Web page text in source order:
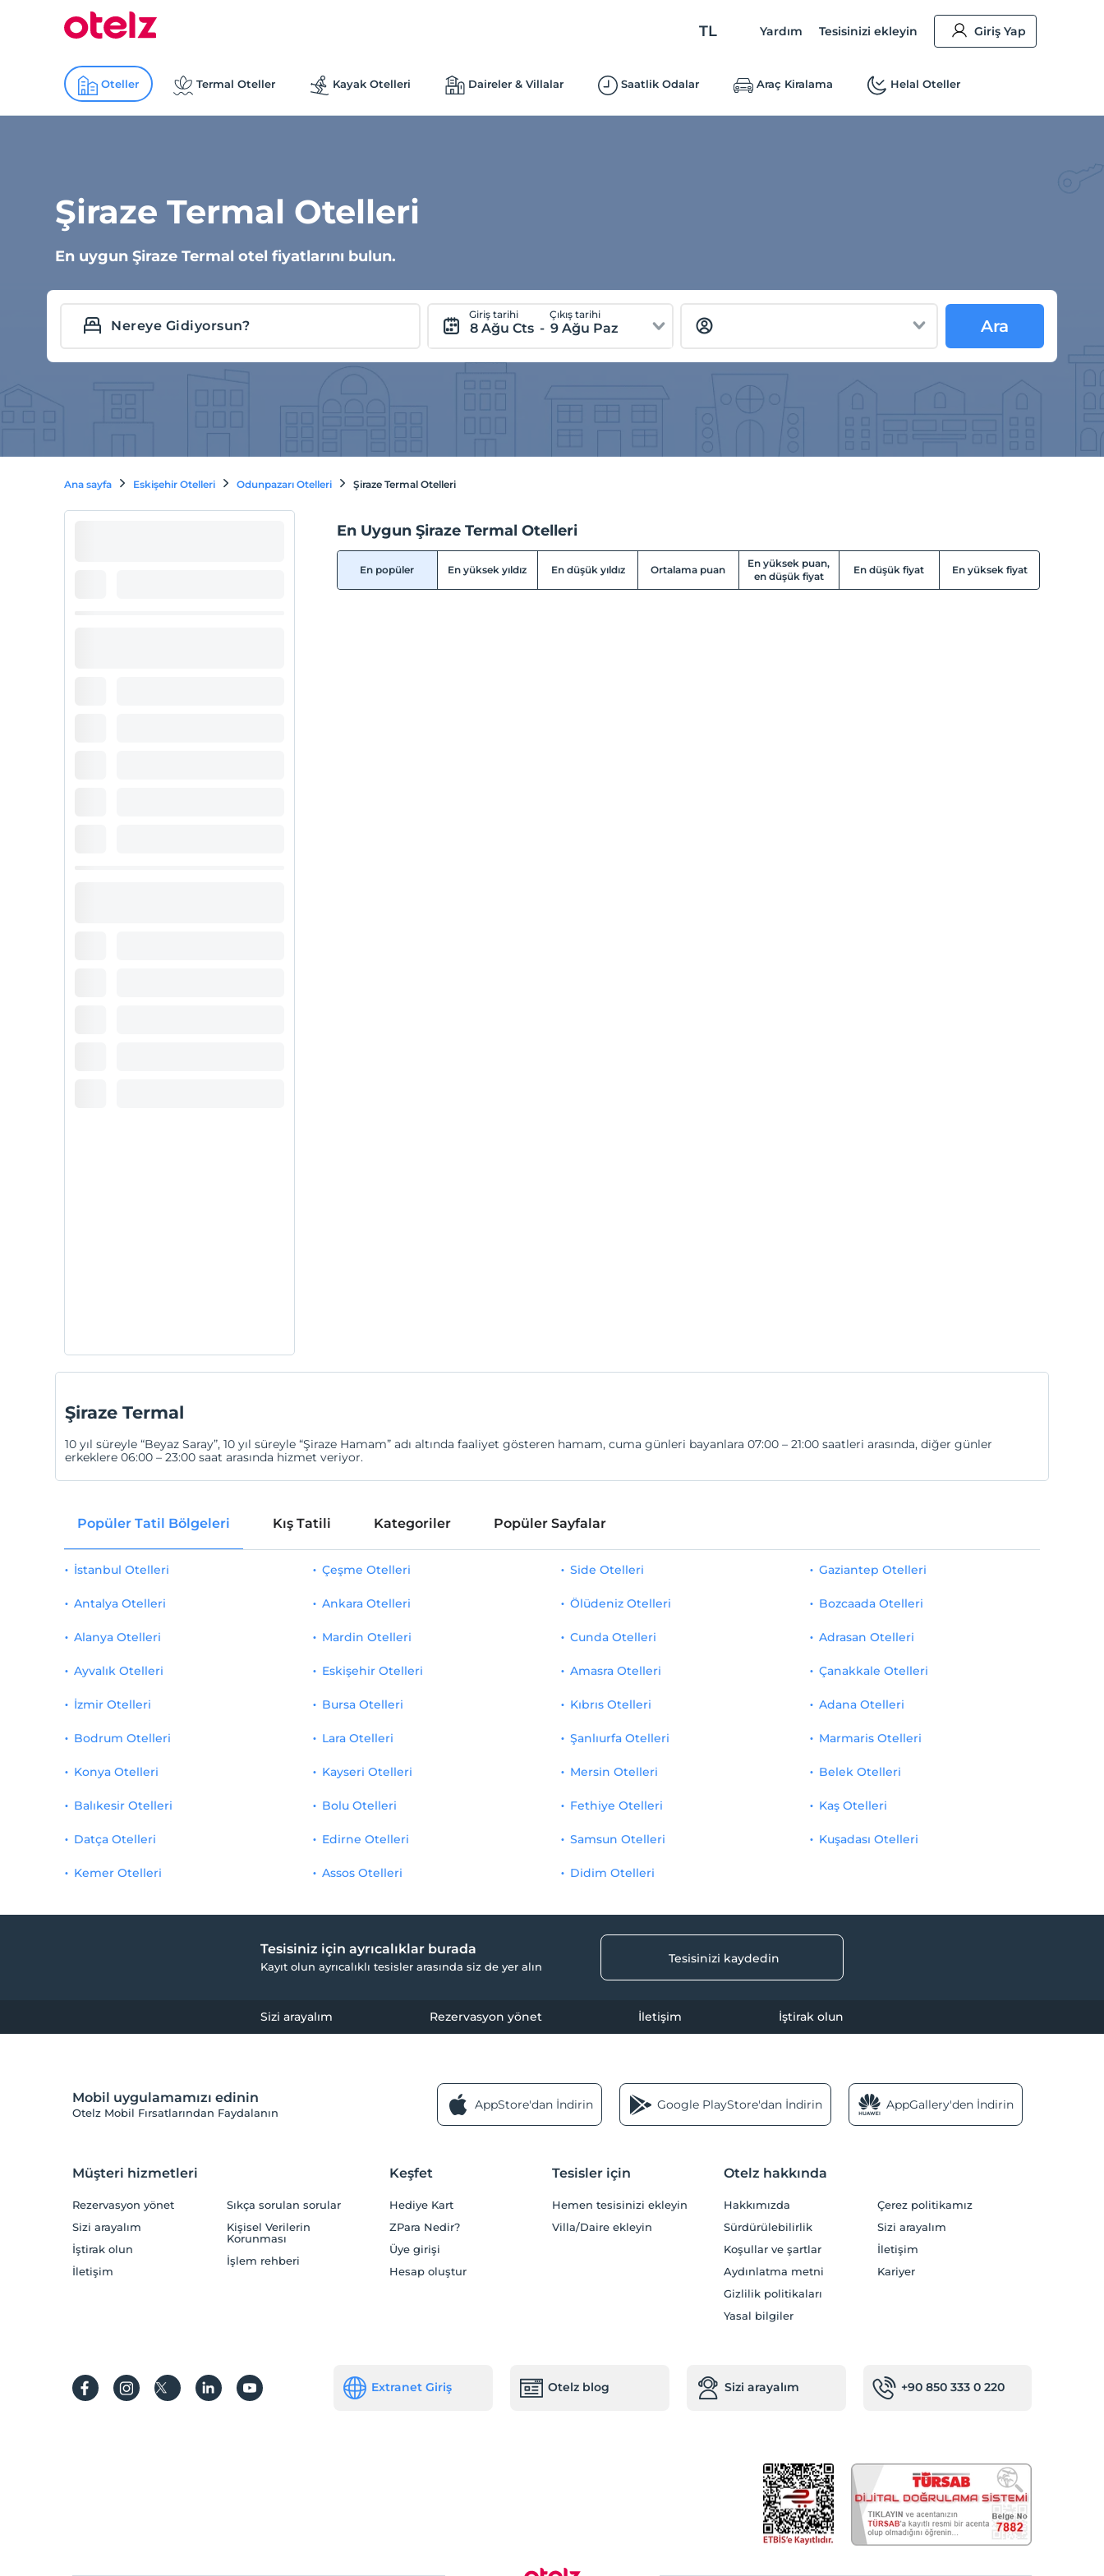
TL Yardım Tesisinizi ekleyin Giriş Yap
Oteller Termal Oteller Kayak Otelleri Daireler & Villalar Saatlik Odalar Araç Kiralama Helal Oteller
Şiraze Termal Otelleri
En uygun Şiraze Termal otel fiyatlarını bulun.
Giriş tarihi
8 Ağu Cts -
Çıkış tarihi
9 Ağu Paz Ara
Ana sayfa Eskişehir Otelleri Odunpazarı Otelleri Şiraze Termal Otelleri
En Uygun Şiraze Termal Otelleri
En popüler En yüksek yıldız En düşük yıldız Ortalama puan
En yüksek puan,
en düşük fiyat
En düşük fiyat En yüksek fiyat
Şiraze Termal
10 yıl süreyle “Beyaz Saray”, 10 yıl süreyle “Şiraze Hamam” adı altında faaliyet gösteren hamam, cuma günleri bayanlara 07:00 – 21:00 saatleri arasında, diğer günler
erkeklere 06:00 – 23:00 saat arasında hizmet veriyor.
Popüler Tatil Bölgeleri Kış Tatili Kategoriler Popüler Sayfalar
İstanbul Otelleri
Antalya Otelleri
Alanya Otelleri
Ayvalık Otelleri
İzmir Otelleri
Çeşme Otelleri
Ankara Otelleri
Mardin Otelleri
Eskişehir Otelleri
Bursa Otelleri
Side Otelleri
Ölüdeniz Otelleri
Cunda Otelleri
Amasra Otelleri
Kıbrıs Otelleri
Gaziantep Otelleri
Bozcaada Otelleri
Adrasan Otelleri
Çanakkale Otelleri
Adana Otelleri
Bodrum Otelleri
Konya Otelleri
Balıkesir Otelleri
Datça Otelleri
Kemer Otelleri
Lara Otelleri
Kayseri Otelleri
Bolu Otelleri
Edirne Otelleri
Assos Otelleri
Şanlıurfa Otelleri
Mersin Otelleri
Fethiye Otelleri
Samsun Otelleri
Didim Otelleri
Marmaris Otelleri
Belek Otelleri
Kaş Otelleri
Kuşadası Otelleri
Tesisiniz için ayrıcalıklar burada
Kayıt olun ayrıcalıklı tesisler arasında siz de yer alın
Tesisinizi kaydedin
Sizi arayalım Rezervasyon yönet İletişim İştirak olun
Mobil uygulamamızı edinin
Otelz Mobil Fırsatlarından Faydalanın
AppStore'dan İndirin Google PlayStore'dan İndirin AppGallery'den İndirin
Müşteri hizmetleri
Rezervasyon yönet
Sizi arayalım
İştirak olun
İletişim
Sıkça sorulan sorular
Kişisel Verilerin
Korunması
İşlem rehberi
Keşfet
Hediye Kart
ZPara Nedir?
Üye girişi
Hesap oluştur
Tesisler için
Hemen tesisinizi ekleyin
Villa/Daire ekleyin
Otelz hakkında
Hakkımızda
Sürdürülebilirlik
Koşullar ve şartlar
Aydınlatma metni
Gizlilik politikaları
Yasal bilgiler
Çerez politikamız
Sizi arayalım
İletişim
Kariyer
Extranet Giriş Otelz blog Sizi arayalım +90 850 333 0 220